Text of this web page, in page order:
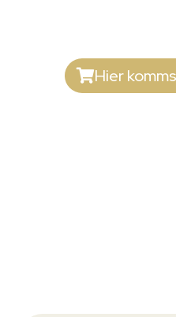
Hier